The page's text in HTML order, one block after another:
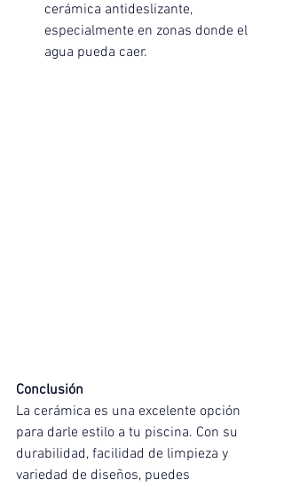
cerámica antideslizante,
especialmente en zonas donde el
agua pueda caer.
Conclusión
La cerámica es una excelente opción
para darle estilo a tu piscina. Con su
durabilidad, facilidad de limpieza y
variedad de diseños, puedes